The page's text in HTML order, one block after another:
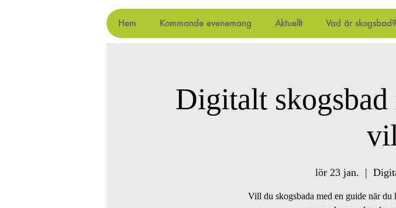
Hem Kommande evenemang Aktuellt Vad är skogsbad?
Digitalt
lör 23 jan.
  |
Vill du skogsbada med en guide när